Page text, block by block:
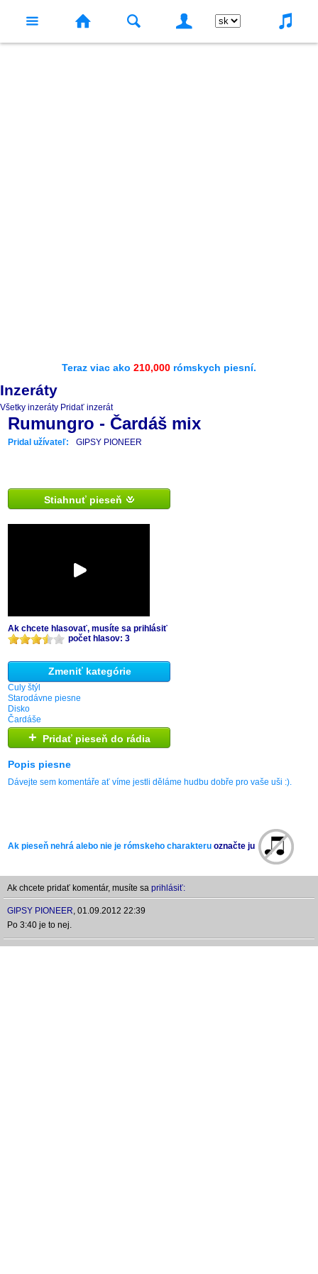
Teraz viac ako 210,000 rómskych piesní.
Inzeráty
Všetky inzeráty Pridať inzerát
Rumungro - Čardáš mix
Pridal užívateľ: GIPSY PIONEER
Stiahnuť pieseň
Ak chcete hlasovať, musíte sa prihlásiť
počet hlasov: 3
Zmeniť kategórie
Culy štýl
Starodávne piesne
Disko
Čardáše
+ Pridať pieseň do rádia
Popis piesne
Dávejte sem komentáře ať víme jestli děláme hudbu dobře pro vaše uši :).
Ak pieseň nehrá alebo nie je rómskeho charakteru označte ju
Ak chcete pridať komentár, musíte sa prihlásiť:
GIPSY PIONEER, 01.09.2012 22:39
Po 3:40 je to nej.